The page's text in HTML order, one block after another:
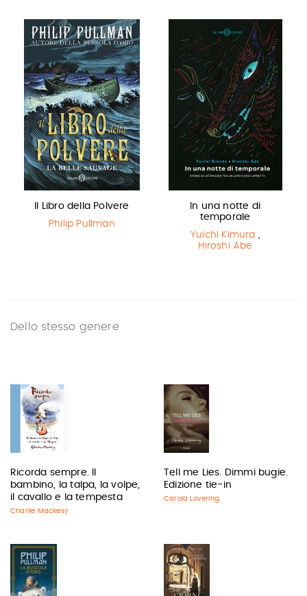
Il Libro della Polvere
Philip Pullman
In una notte di
temporale
Yuichi Kimura ,
Hiroshi Abe
Dello stesso genere
Ricorda sempre. Il
bambino, la talpa, la volpe,
il cavallo e la tempesta
Charlie Mackesy
Tell me Lies. Dimmi bugie.
Edizione tie-in
Carola Lovering